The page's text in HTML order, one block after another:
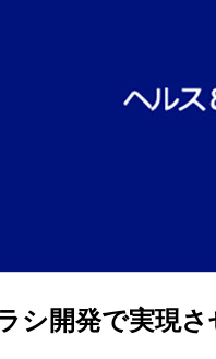
シ開発で実現